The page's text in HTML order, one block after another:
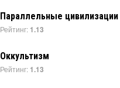
Параллельные цивилизации
Рейтинг: 1.13
Оккультизм
Рейтинг: 1.13